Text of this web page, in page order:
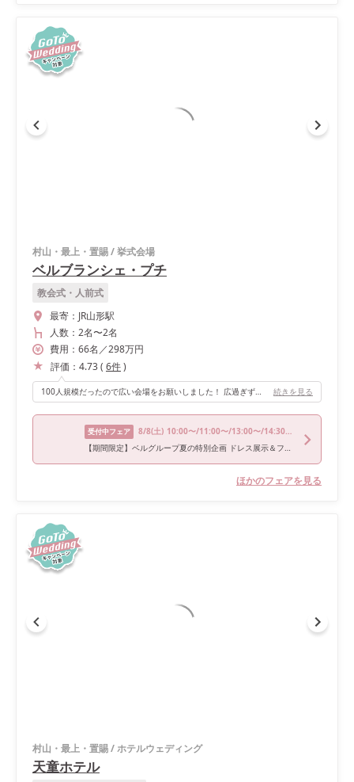
村山・最上・置賜/挙式会場
ベルブランシェ・プチ
教会式・人前式
最寄： JR山形駅
人数： 2名〜2名
費用： 66名 ／298万円
評価： 4.73( 6件)
100人規模だったので広い会場をお願いしました！ 広過ぎず、狭過ぎずゲストの人たちとの距離がちょうど良かったです！ プロジェクションマッピングもあり、余興などでも使えてよかったです！ また再入場するのにプールがあったり、階段があるのでサプライズ入場などもできてよかったです◎ 続きを見る
受付中フェア 8/8(土) 10:00〜/11:00〜/13:00〜/14:30〜/16:30〜
【期間限定】ベルグループ夏の特別企画 ドレス展示＆フォト相談会
ほかのフェアを見る
村山・最上・置賜/ホテルウェディング
天童ホテル